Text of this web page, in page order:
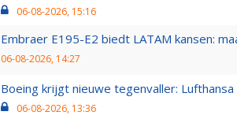
06-08-2026, 15:16
Embraer E195-E2 biedt LATAM kansen:
06-08-2026, 14:27
Boeing krijgt nieuwe tegenvaller:
06-08-2026, 13:36